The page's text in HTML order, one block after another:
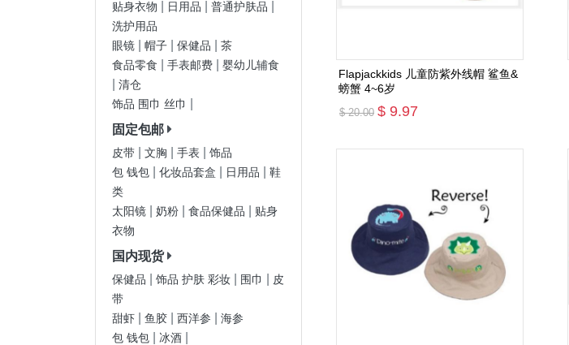
贴身衣物
日用品 普通护肤品
洗护用品
眼镜
帽子 保健品
茶
食品零食
手表邮费 婴幼儿辅食
清仓
饰品 围巾 丝巾
固定包邮
皮带 文胸 手表
饰品
包 钱包
化妆品套盒 日用品
鞋
类
太阳镜
奶粉 食品保健品
贴身
衣物
国内现货
保健品 饰品 护肤 彩妆 围巾
皮
带
甜虾
鱼胶 西洋参
海参
包 钱包
冰酒
Flapjackkids 儿童防紫外线帽 鲨鱼&
螃蟹 4~6岁
$ 20.00 $ 9.97